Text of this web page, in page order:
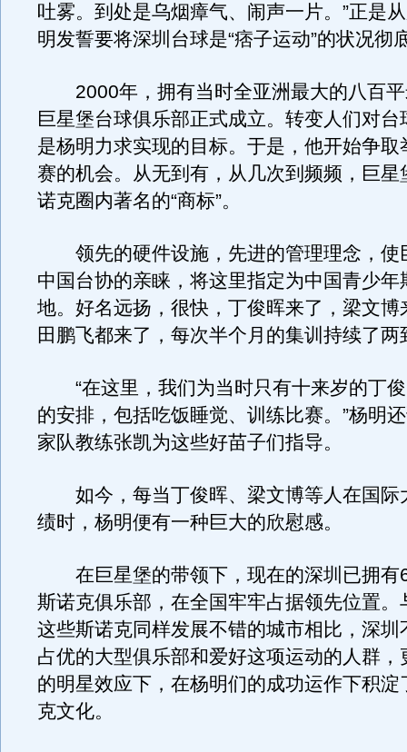
吐雾。到处是乌烟瘴气、闹声一片。”正是
明发誓要将深圳台球是“痞子运动”的状况彻
2000年，拥有当时全亚洲最大的八百平
巨星堡台球俱乐部正式成立。转变人们对台
是杨明力求实现的目标。于是，他开始争取
赛的机会。从无到有，从几次到频频，巨星
诺克圈内著名的“商标”。
领先的硬件设施，先进的管理理念，使
中国台协的亲睐，将这里指定为中国青少年
地。好名远扬，很快，丁俊晖来了，梁文博
田鹏飞都来了，每次半个月的集训持续了两
“在这里，我们为当时只有十来岁的丁俊
的安排，包括吃饭睡觉、训练比赛。”杨明
家队教练张凯为这些好苗子们指导。
如今，每当丁俊晖、梁文博等人在国际
绩时，杨明便有一种巨大的欣慰感。
在巨星堡的带领下，现在的深圳已拥有
斯诺克俱乐部，在全国牢牢占据领先位置。
这些斯诺克同样发展不错的城市相比，深圳
占优的大型俱乐部和爱好这项运动的人群，
的明星效应下，在杨明们的成功运作下积淀
克文化。